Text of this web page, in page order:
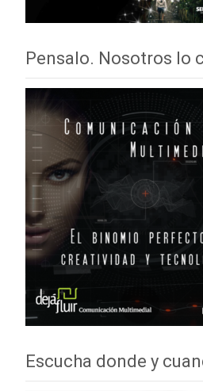
Pensalo. Nosotros lo
Escucha donde y